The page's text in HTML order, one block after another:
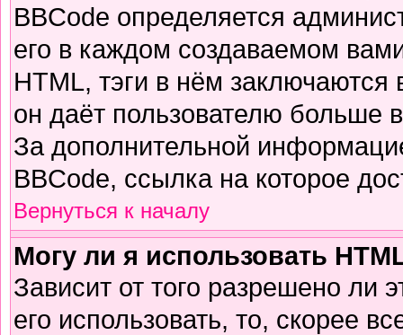
BBCode определяется
его в каждом создаваемом
HTML, тэги в нём
он даёт пользователю больше
За дополнительной
BBCode, ссылка на которое
Вернуться к началу
Могу ли я использовать
Зависит от того разрешено ли
его использовать, то, скорее